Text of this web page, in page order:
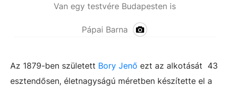
Van egy testvére Budapesten is
Pápai Barna
Az 1879-ben született Bory Jenő ezt az alkotását 43
esztendősen, életnagyságú méretben készítette el a